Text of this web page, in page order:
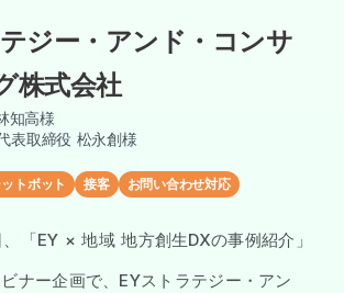
ジー・アンド・コンサ
株式会社
知高様
表取締役 松永創様
トボット 接客 お問い合わせ対応
「EY × 地域 地方創生DXの事例紹介」
ナー企画で、EYストラテジー・アン